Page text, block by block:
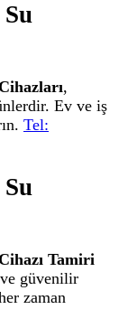
,
Ev ve iş
Tel:
Tamiri
ve güvenilir
zaman